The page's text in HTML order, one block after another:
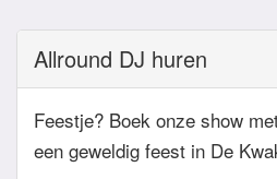
van de avond. Daarnaast
zowel telefonisch, via e-mail
Allround DJ huren
Feestje? Boek onze show
een geweldig feest in De